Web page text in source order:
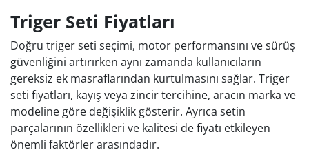
Triger Seti Fiyatları
Doğru triger seti seçimi, motor performansını ve sürüş
güvenliğini artırırken aynı zamanda kullanıcıların
gereksiz ek masraflarından kurtulmasını sağlar. Triger
seti fiyatları, kayış veya zincir tercihine, aracın marka ve
modeline göre değişiklik gösterir. Ayrıca setin
parçalarının özellikleri ve kalitesi de fiyatı etkileyen
önemli faktörler arasındadır.